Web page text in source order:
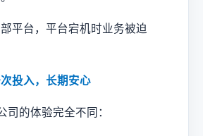
平台，平台宕机时业务被迫
投入，长期安心
司的体验完全不同：